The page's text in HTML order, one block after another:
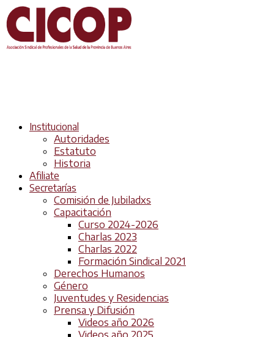
Institucional
Autoridades
Estatuto
Historia
Afiliate
Secretarías
Comisión de Jubiladxs
Capacitación
Curso 2024-2026
Charlas 2023
Charlas 2022
Formación Sindical 2021
Derechos Humanos
Género
Juventudes y Residencias
Prensa y Difusión
Videos año 2026
Videos año 2025